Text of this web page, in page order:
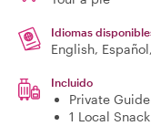
Idiomas
English,
Incluido
Private Guide
1 Local